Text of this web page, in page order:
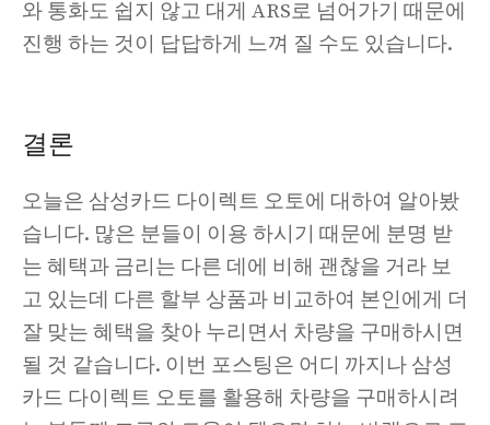
와 통화도 쉽지 않고 대게 ARS로 넘어가기 때문에
진행 하는 것이 답답하게 느껴 질 수도 있습니다.
결론
오늘은 삼성카드 다이렉트 오토에 대하여 알아봤
습니다. 많은 분들이 이용 하시기 때문에 분명 받
는 혜택과 금리는 다른 데에 비해 괜찮을 거라 보
고 있는데 다른 할부 상품과 비교하여 본인에게 더
잘 맞는 혜택을 찾아 누리면서 차량을 구매하시면
될 것 같습니다. 이번 포스팅은 어디 까지나 삼성
카드 다이렉트 오토를 활용해 차량을 구매하시려